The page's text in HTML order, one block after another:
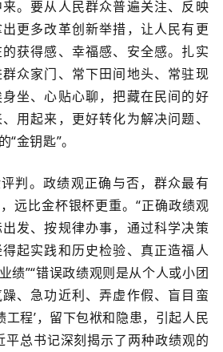
。要从人民群众普遍关注、反映
更多改革创新举措，让人民有更
获得感、幸福感、安全感。扎实
众家门、常下田间地头、常驻现
坐、心贴心聊，把藏在民间的好
用起来，更好转化为解决问题、
金钥匙”。
判。政绩观正确与否，群众最有
远比金杯银杯更重。“正确政绩观
发、按规律办事，通过科学决策
起实践和历史检验、真正造福人
绩”“错误政绩观则是从个人或小团
、急功近利、弄虚作假、盲目蛮
工程’，留下包袱和隐患，引起人民
平总书记深刻揭示了两种政绩观的